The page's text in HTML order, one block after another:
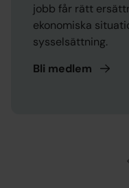
jobb får rätt
ekonomiska
sysselsättning.
Bli medlem